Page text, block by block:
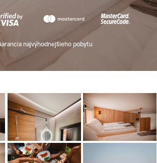
Après-ski & PEKYHO
Restaurant
najvýhodnejšieho pobytu